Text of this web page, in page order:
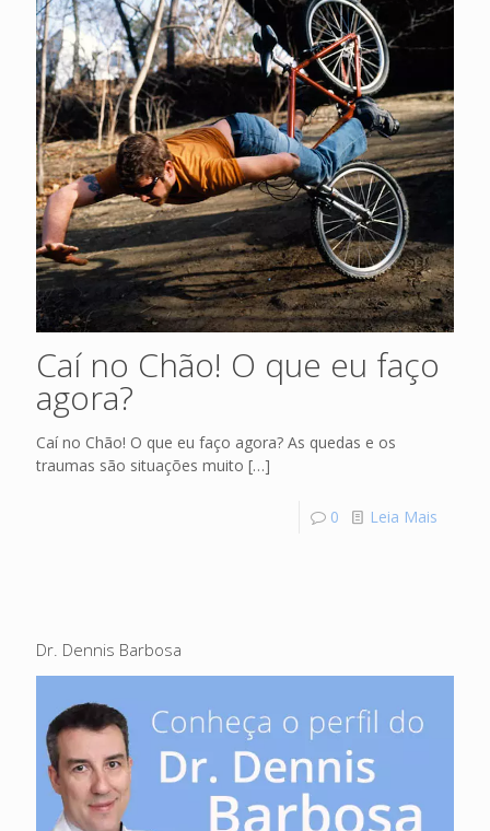
Caí no Chão! O que eu faço
agora?
Caí no Chão! O que eu faço agora? As quedas e os
traumas são situações muito […]
0 Leia Mais
Dr. Dennis Barbosa